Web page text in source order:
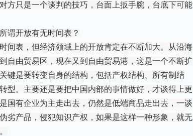
方只是一个谈判的技巧，台面上扳手腕，台底下可能
谓开放有无时间表？
间表，但经济领域上的开放肯定在不断加大。从沿海
自由贸易区，现在又到自由贸易港，这是一个不断扩
键是要转变自身的结构，包括产权结构、所有制结
型。主要还是要把中国内部的事情做好，才谈得上更
国有企业为主走出去，仍然是低端商品走出去，一谈
劣产品，侵犯知识产权，如果是这样一种形象，就无